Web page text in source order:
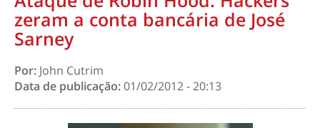
zeram a conta bancária de José
Sarney
Por: John Cutrim
Data de publicação:01/02/2012 - 20:13